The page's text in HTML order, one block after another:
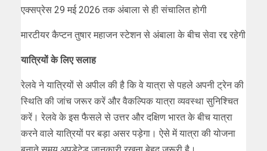
एक्सप्रेस 29 मई 2026 तक अंबाला से ही संचालित होगी
मारटीयर कैप्टन तुषार महाजन स्टेशन से अंबाला के बीच सेवा रद्द रहेगी
यात्रियों के लिए सलाह
रेलवे ने यात्रियों से अपील की है कि वे यात्रा से पहले अपनी ट्रेन की
स्थिति की जांच जरूर करें और वैकल्पिक यात्रा व्यवस्था सुनिश्चित
करें। रेलवे के इस फैसले से उत्तर और दक्षिण भारत के बीच यात्रा
करने वाले यात्रियों पर बड़ा असर पड़ेगा। ऐसे में यात्रा की योजना